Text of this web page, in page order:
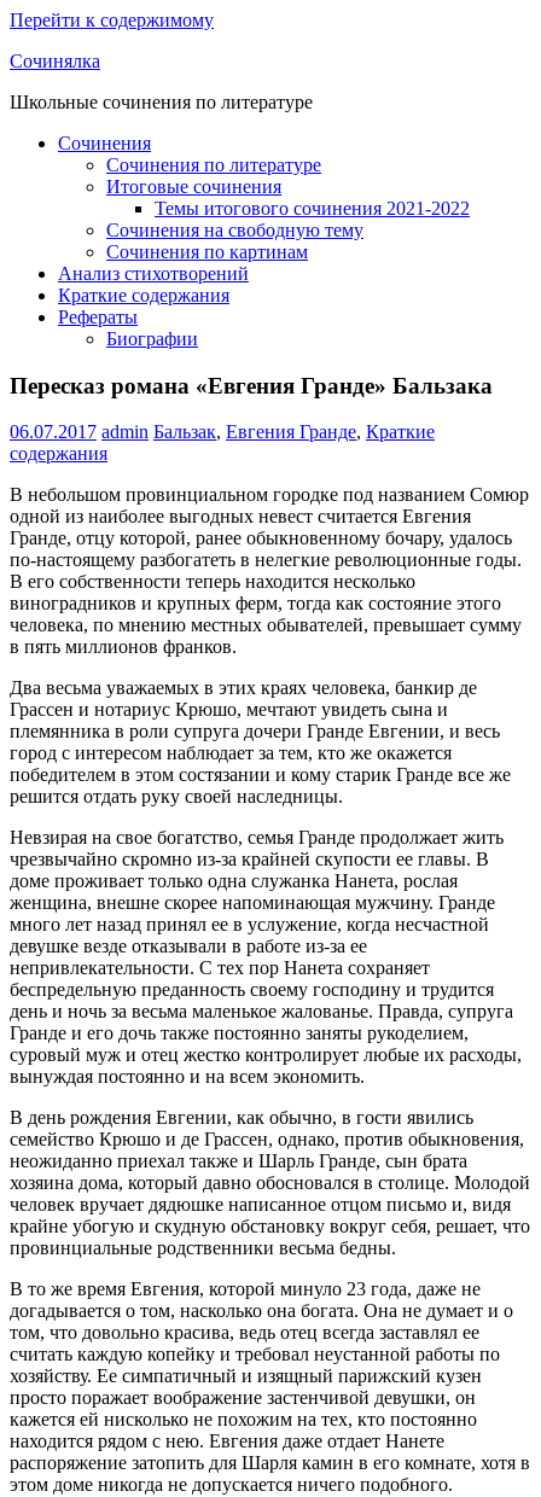
Перейти к содержимому
Сочинялка
Школьные сочинения по литературе
Сочинения
Сочинения по литературе
Итоговые сочинения
Темы итогового сочинения 2021-2022
Сочинения на свободную тему
Сочинения по картинам
Анализ стихотворений
Краткие содержания
Рефераты
Биографии
Пересказ романа «Евгения Гранде» Бальзака
06.07.2017 admin Бальзак, Евгения Гранде, Краткие
содержания
В небольшом провинциальном городке под названием Сомюр
одной из наиболее выгодных невест считается Евгения
Гранде, отцу которой, ранее обыкновенному бочару, удалось
по-настоящему разбогатеть в нелегкие революционные годы.
В его собственности теперь находится несколько
виноградников и крупных ферм, тогда как состояние этого
человека, по мнению местных обывателей, превышает сумму
в пять миллионов франков.
Два весьма уважаемых в этих краях человека, банкир де
Грассен и нотариус Крюшо, мечтают увидеть сына и
племянника в роли супруга дочери Гранде Евгении, и весь
город с интересом наблюдает за тем, кто же окажется
победителем в этом состязании и кому старик Гранде все же
решится отдать руку своей наследницы.
Невзирая на свое богатство, семья Гранде продолжает жить
чрезвычайно скромно из-за крайней скупости ее главы. В
доме проживает только одна служанка Нанета, рослая
женщина, внешне скорее напоминающая мужчину. Гранде
много лет назад принял ее в услужение, когда несчастной
девушке везде отказывали в работе из-за ее
непривлекательности. С тех пор Нанета сохраняет
беспредельную преданность своему господину и трудится
день и ночь за весьма маленькое жалованье. Правда, супруга
Гранде и его дочь также постоянно заняты рукоделием,
суровый муж и отец жестко контролирует любые их расходы,
вынуждая постоянно и на всем экономить.
В день рождения Евгении, как обычно, в гости явились
семейство Крюшо и де Грассен, однако, против обыкновения,
неожиданно приехал также и Шарль Гранде, сын брата
хозяина дома, который давно обосновался в столице. Молодой
человек вручает дядюшке написанное отцом письмо и, видя
крайне убогую и скудную обстановку вокруг себя, решает, что
провинциальные родственники весьма бедны.
В то же время Евгения, которой минуло 23 года, даже не
догадывается о том, насколько она богата. Она не думает и о
том, что довольно красива, ведь отец всегда заставлял ее
считать каждую копейку и требовал неустанной работы по
хозяйству. Ее симпатичный и изящный парижский кузен
просто поражает воображение застенчивой девушки, он
кажется ей нисколько не похожим на тех, кто постоянно
находится рядом с нею. Евгения даже отдает Нанете
распоряжение затопить для Шарля камин в его комнате, хотя в
этом доме никогда не допускается ничего подобного.